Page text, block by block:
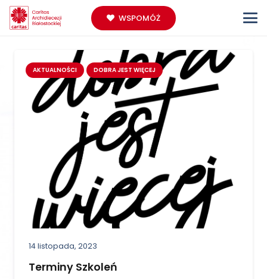
WSPOMÓŻ
AKTUALNOŚCI DOBRA JEST WIĘCEJ
14 listopada, 2023
Terminy Szkoleń